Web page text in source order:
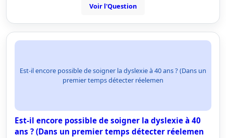
Voir l'Question
Est-il encore possible de soigner la dyslexie à 40 ans ? (Dans un
premier temps détecter réelemen
Est-il encore possible de soigner la dyslexie à 40
ans ? (Dans un premier temps détecter réelemen